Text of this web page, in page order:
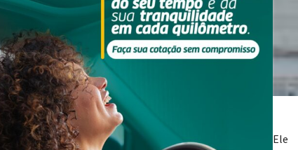
filha, na rodovia Valentim Damiani, em Nova Veneza. Ele